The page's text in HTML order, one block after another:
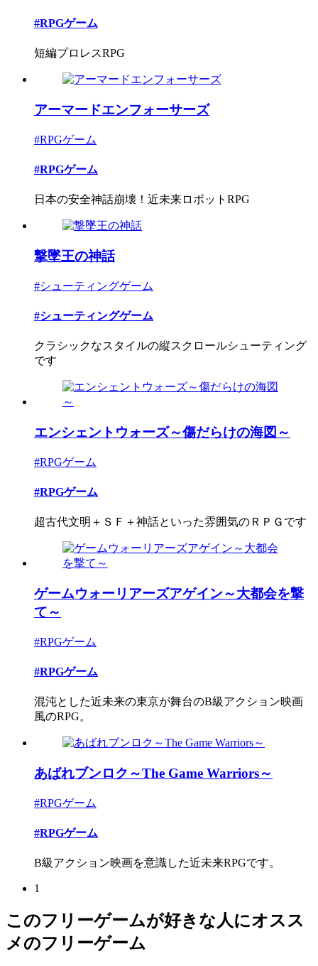
#RPGゲーム
短編プロレスRPG
アーマードエンフォーサーズ
#RPGゲーム
#RPGゲーム
日本の安全神話崩壊！近未来ロボットRPG
撃墜王の神話
#シューティングゲーム
#シューティングゲーム
クラシックなスタイルの縦スクロールシューティング
です
エンシェントウォーズ～傷だらけの海図～
#RPGゲーム
#RPGゲーム
超古代文明＋ＳＦ＋神話といった雰囲気のＲＰＧです
ゲームウォーリアーズアゲイン～大都会を撃
て～
#RPGゲーム
#RPGゲーム
混沌とした近未来の東京が舞台のB級アクション映画
風のRPG。
あばれブンロク～The Game Warriors～
#RPGゲーム
#RPGゲーム
B級アクション映画を意識した近未来RPGです。
1
このフリーゲームが好きな人にオスス
メのフリーゲーム